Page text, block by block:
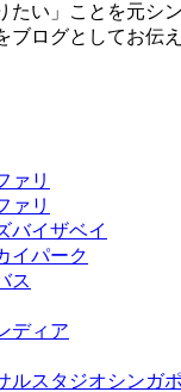
たい」ことを元シ
ブログとしてお伝え
ァリ
ァリ
バイザベイ
イパーク
ス
ディア
ルスタジオシンガ